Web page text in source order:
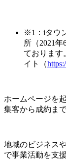
※1：iタウ
所（2021
ております
イト（
ホームページを
集客から成約ま
地域のビジネス
で事業活動を支援